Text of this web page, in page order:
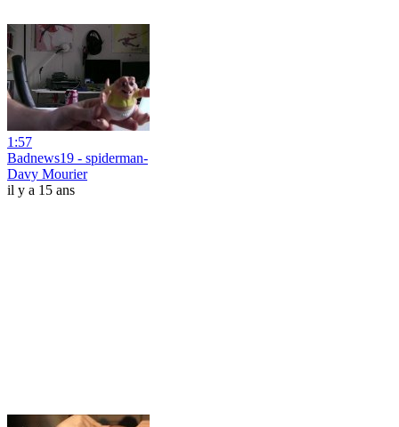
1:57
Badnews19 - spiderman-
Davy Mourier
il y a 15 ans